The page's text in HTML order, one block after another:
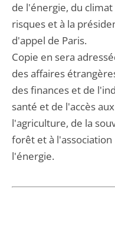
de l'énergie, du
risques et à la
d'appel de Paris.
Copie en sera
des affaires
des finances et de
santé et de l'accès
l'agriculture, de la
forêt et à
l'énergie.